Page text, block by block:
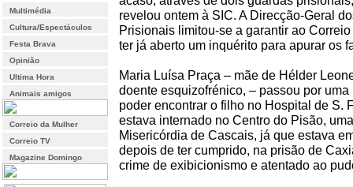
Multimédia
Cultura/Espectáculos
Festa Brava
Opinião
Ultima Hora
Animais amigos
Correio da Mulher
Correio TV
Magazine Domingo
revelou ontem à SIC. A Direcção-Geral
Prisionais limitou-se a garantir ao
ter já aberto um inquérito para apurar os
Maria Luísa Praça – mãe de Hélder
doente esquizofrénico, – passou por
poder encontrar o filho no Hospital de S.
estava internado no Centro do Pisão,
Misericórdia de Cascais, já que estava
depois de ter cumprido, na prisão de
crime de exibicionismo e atentado ao